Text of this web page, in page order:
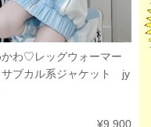
かわ♡レッグウォーマー
サブカル系ジャケット jy
¥9,900